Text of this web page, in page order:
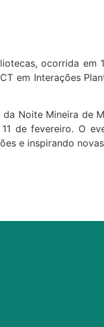
ocorrida em
em Interações
Noite Mineira de
de fevereiro. O
e inspirando